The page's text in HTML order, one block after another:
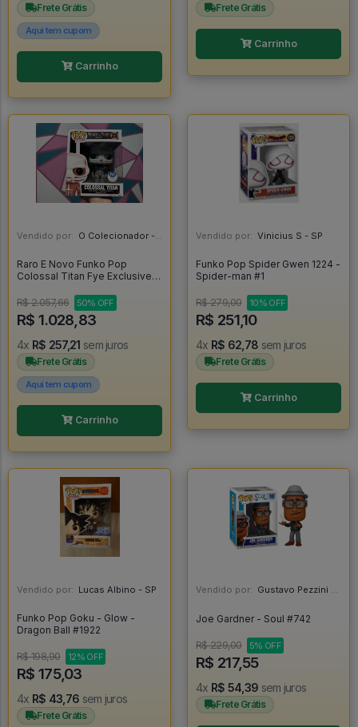
Frete Grátis
Aqui tem cupom
Carrinho
Frete Grátis
Carrinho
Vendido por: O Colecionador - SP
Raro E Novo Funko Pop
Colossal Titan Fye Exclusive -
R$ 2.057,66
50% OFF
R$ 1.028,83
4x R$ 257,21 sem juros
Frete Grátis
Aqui tem cupom
Carrinho
Vendido por: Vinicius S - SP
Funko Pop Spider Gwen 1224 -
Spider-man #1
R$ 279,00 10% OFF
R$ 251,10
4x R$ 62,78 sem juros
Frete Grátis
Carrinho
Vendido por: Lucas Albino - SP
Funko Pop Goku - Glow -
Dragon Ball #1922
R$ 198,90 12% OFF
R$ 175,03
4x R$ 43,76 sem juros
Frete Grátis
Vendido por: Gustavo Pezzini - MG
Joe Gardner - Soul #742
R$ 229,00 5% OFF
R$ 217,55
4x R$ 54,39 sem juros
Frete Grátis